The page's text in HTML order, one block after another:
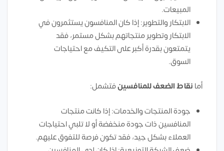
المبيعات.
الابتكار والتطوير: إذا كان المنافسون يستثمرون في
الابتكار وتطوير منتجاتهم بشكل مستمر، فقد
يتمتعون بقدرة أكبر على التكيف مع احتياجات
السوق.
أما نقاط الضعف للمنافسينفتشمل:
جودة المنتجات والخدمات: إذا كانت منتجات
المنافسين ذات جودة منخفضة أو لا تلبي احتياجات
العملاء بشكل جيد، فقد تكون فرصة للتفوق عليهم.